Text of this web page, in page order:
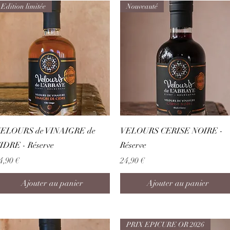
Aperçu rapide
Edition limitée
de VINAIGRE de
- Réserve
€
Ajouter au panier
Aperçu rapide
Nouveauté
VELOURS CERISE NOIRE -
Réserve
Prix
24,90 €
Ajouter au panier
PRIX EPICURE OR 2026